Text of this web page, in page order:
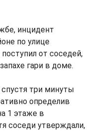
инцидент
по улице
от соседей,
гари в доме.
три минуты
определив
1 этаже в
соседи утверждали,